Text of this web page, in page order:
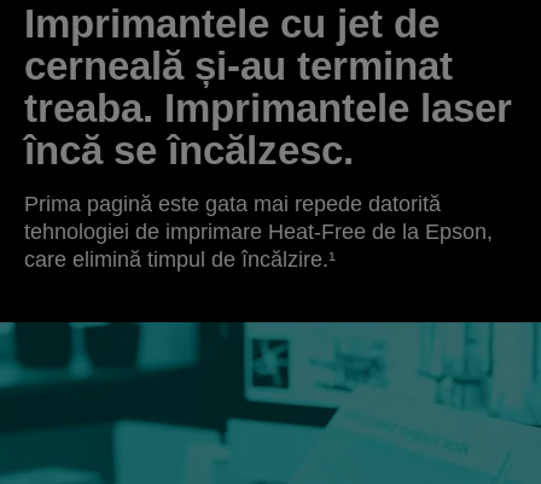
Imprimantele cu jet de
cerneală și-au terminat
treaba. Imprimantele laser
încă se încălzesc.
Prima pagină este gata mai repede datorită
tehnologiei de imprimare Heat-Free de la Epson,
care elimină timpul de încălzire.¹